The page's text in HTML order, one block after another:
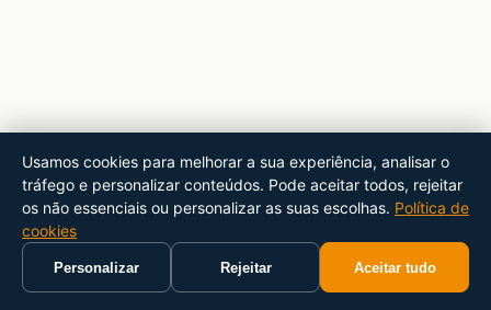
Usamos cookies para melhorar a sua experiência, analisar o
tráfego e personalizar conteúdos. Pode aceitar todos, rejeitar
os não essenciais ou personalizar as suas escolhas. Política de
cookies
Personalizar Rejeitar Aceitar tudo